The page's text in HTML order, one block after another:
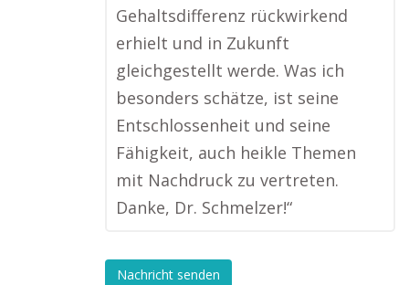
Gehaltsdifferenz rückwirkend
erhielt und in Zukunft
gleichgestellt werde. Was ich
besonders schätze, ist seine
Entschlossenheit und seine
Fähigkeit, auch heikle Themen
mit Nachdruck zu vertreten.
Danke, Dr. Schmelzer!“
Nachricht senden